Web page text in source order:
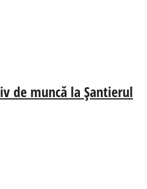
de muncă la Șantierul